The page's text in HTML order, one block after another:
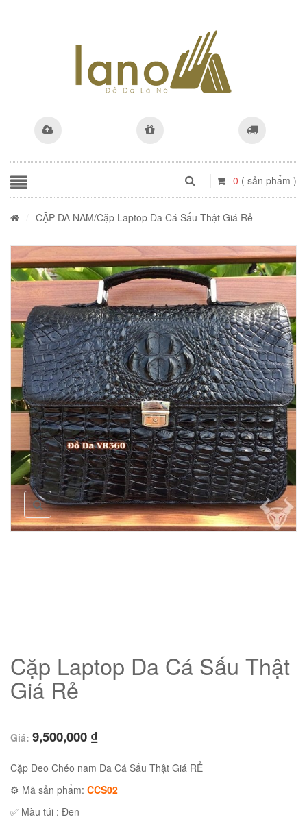
0 ( sản phẩm )
CẶP DA NAM/Cặp Laptop Da Cá Sấu Thật Giá Rẻ
Cặp Laptop Da Cá Sấu Thật
Giá Rẻ
Giá: 9,500,000 ₫
Cặp Đeo Chéo nam Da Cá Sấu Thật Giá RẺ
⚙ Mã sản phẩm: CCS02
✅ Màu túi : Đen